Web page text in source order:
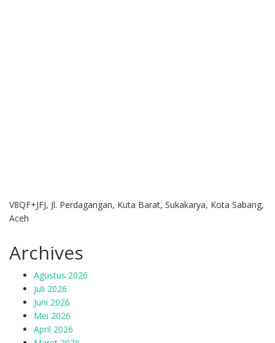
V8QF+JFJ, Jl. Perdagangan, Kuta Barat, Sukakarya, Kota Sabang,
Aceh
Archives
Agustus 2026
Juli 2026
Juni 2026
Mei 2026
April 2026